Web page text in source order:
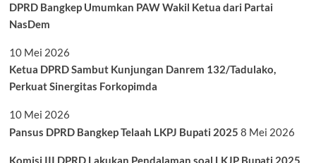
DPRD Bangkep Umumkan PAW Wakil Ketua dari Partai
NasDem
10 Mei 2026
Ketua DPRD Sambut Kunjungan Danrem 132/Tadulako,
Perkuat Sinergitas Forkopimda
10 Mei 2026
Pansus DPRD Bangkep Telaah LKPJ Bupati 2025 8 Mei 2026
Komisi III DPRD Lakukan Pendalaman soal LKJP Bupati 2025